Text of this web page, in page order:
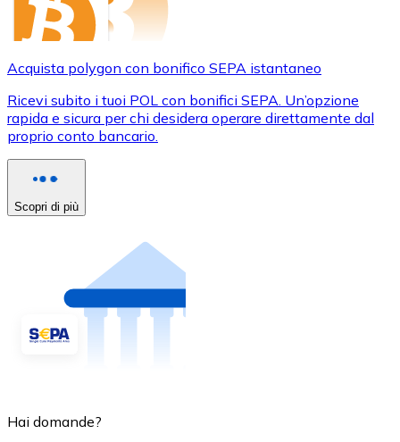
Acquista polygon con bonifico SEPA istantaneo
Ricevi subito i tuoi POL con bonifici SEPA. Un’opzione
rapida e sicura per chi desidera operare direttamente dal
proprio conto bancario.
Scopri di più
Hai domande?